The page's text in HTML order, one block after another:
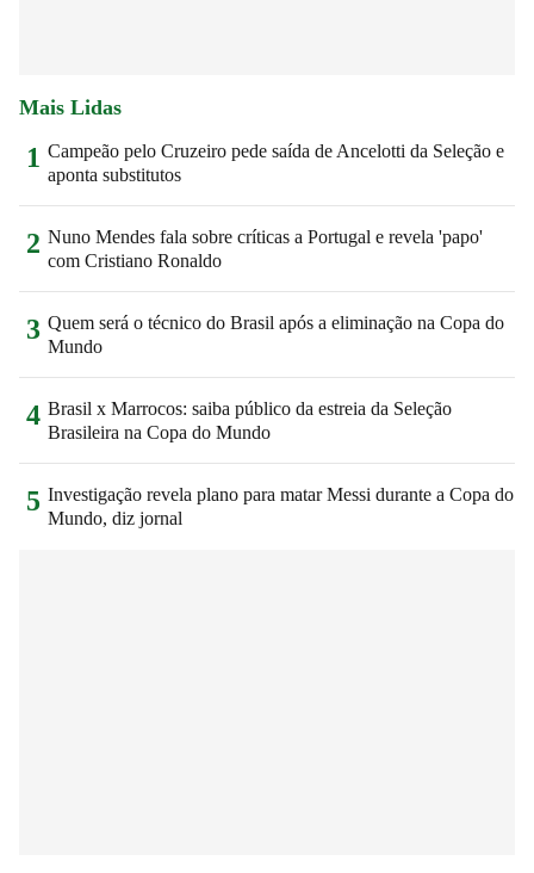
Mais Lidas
1 Campeão pelo Cruzeiro pede saída de Ancelotti da Seleção e
aponta substitutos
2 Nuno Mendes fala sobre críticas a Portugal e revela 'papo'
com Cristiano Ronaldo
3 Quem será o técnico do Brasil após a eliminação na Copa do
Mundo
4 Brasil x Marrocos: saiba público da estreia da Seleção
Brasileira na Copa do Mundo
5 Investigação revela plano para matar Messi durante a Copa do
Mundo, diz jornal